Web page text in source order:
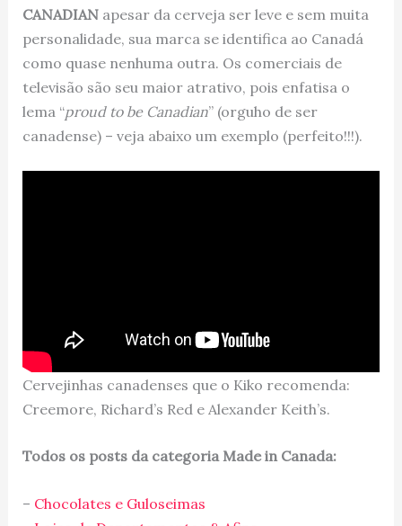
CANADIANapesar da cerveja ser leve e sem muita
personalidade, sua marca se identifica ao Canadá
como quase nenhuma outra. Os comerciais de
televisão são seu maior atrativo, pois enfatisa o
lema “proud to be Canadian” (orguho de ser
canadense) – veja abaixo um exemplo (perfeito!!!).
Cervejinhas canadenses que o Kiko recomenda:
Creemore, Richard’s Red e Alexander Keith’s.
Todos os posts da categoria Made in Canada:
– Chocolates e Guloseimas